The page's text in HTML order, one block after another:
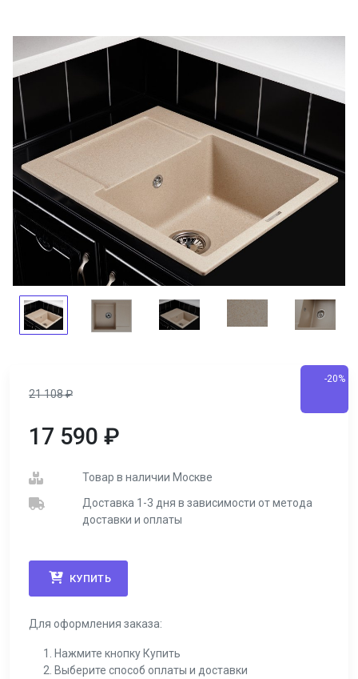
21 108₽
-20%
17 590 ₽
Товар в наличии Москве
Доставка 1-3 дня в зависимости от метода
доставки и оплаты
КУПИТЬ
Для оформления заказа:
Нажмите кнопку Купить
Выберите способ оплаты и доставки